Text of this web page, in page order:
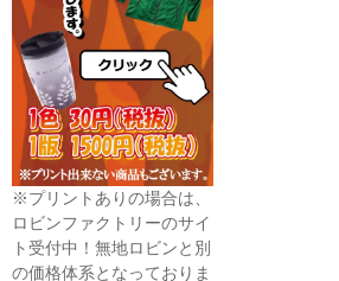
※プリントありの場合は、
ロビンファクトリーのサイ
ト受付中！無地ロビンと別
の価格体系となっておりま